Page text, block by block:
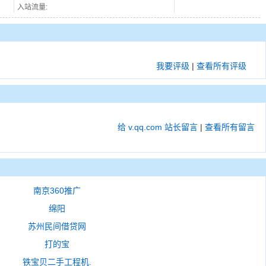
入站流量:
我要评级 | 查看所有评级
给 v.qq.com 站长留言 | 查看所有留言
南京360推广
绵阳
苏州民间借贷网
打的宝
铁宝贝二手工程机.